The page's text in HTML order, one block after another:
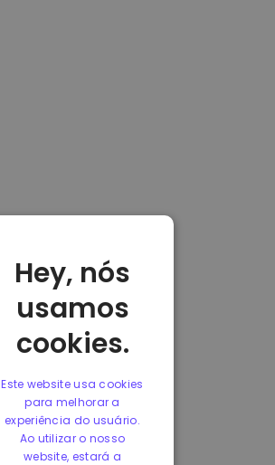
Hey, nós
usamos
cookies.
Este website usa cookies
para melhorar a
experiência do usuário.
Ao utilizar o nosso
website, estará a